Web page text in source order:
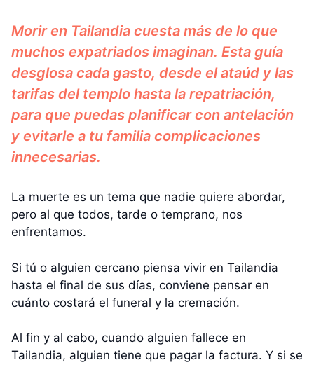
Morir en Tailandia cuesta más de lo que
muchos expatriados imaginan. Esta guía
desglosa cada gasto, desde el ataúd y las
tarifas del templo hasta la repatriación,
para que puedas planificar con antelación
y evitarle a tu familia complicaciones
innecesarias.
La muerte es un tema que nadie quiere abordar,
pero al que todos, tarde o temprano, nos
enfrentamos.
Si tú o alguien cercano piensa vivir en Tailandia
hasta el final de sus días, conviene pensar en
cuánto costará el funeral y la cremación.
Al fin y al cabo, cuando alguien fallece en
Tailandia, alguien tiene que pagar la factura. Y si se